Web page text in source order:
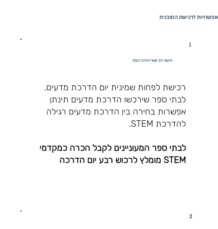
אפשרויות לרכישת התוכנית
2
רכישה דרך סעיף הדרכה בגפ"ן
1
רכישת לפחות שמינית יום הדרכת מדעים.
לבתי ספר שירכשו הדרכת מדעים תינתן
אפשרות בחירה בין הדרכת מדעים רגילה
להדרכת STEM.
לבתי ספר המעוניינים לקבל הכרה כמקדמי
STEM מומלץ לרכוש רבע יום הדרכה